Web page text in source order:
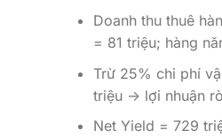
Doanh thu thuê
= 81 triệu; hàng
Trừ 25% chi phí
triệu -> lợi nhuận
Net Yield = 729